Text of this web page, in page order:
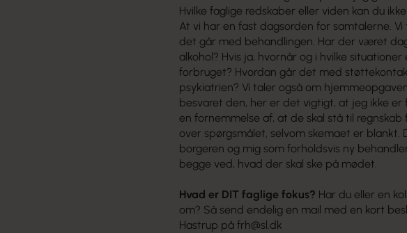
Hvilke faglige redskaber eller viden kan du
At vi har en fast dagsorden for samtalerne.
det går med behandlingen. Har der været
alkohol? Hvis ja, hvornår og i hvilke
forbruget? Hvordan går det med
psykiatrien? Vi taler også om
besvaret den, her er det vigtigt, at jeg ikke er
en fornemmelse af, at de skal stå til
over spørgsmålet, selvom skemaet er
borgeren og mig som forholdsvis ny
begge ved, hvad der skal ske på mødet.
Hvad er DIT faglige fokus? Har du eller en
om? Så send endelig en mail med en kort
Hastrup på frh@sl.dk